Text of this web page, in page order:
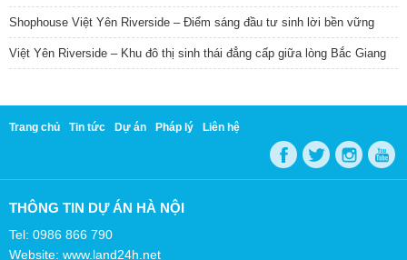
Shophouse Việt Yên Riverside – Điểm sáng đầu tư sinh lời bền vững
Việt Yên Riverside – Khu đô thị sinh thái đẳng cấp giữa lòng Bắc Giang
Trang chủ Tin tức Dự án Pháp lý Liên hệ
THÔNG TIN DỰ ÁN HÀ NỘI
Tel: 0986 866 790
Website: www.land24h.net